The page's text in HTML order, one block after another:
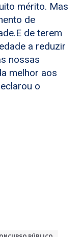
mérito. Mas
de
de terem
a reduzir
nossas
melhor aos
o